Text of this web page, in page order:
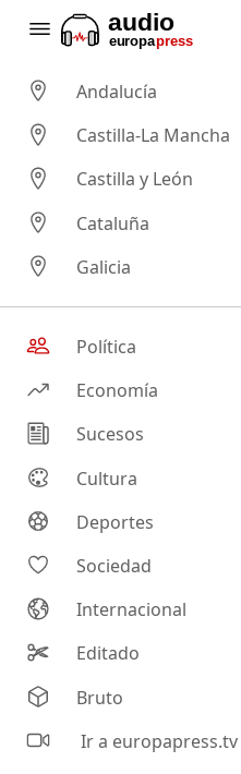
Andalucía
Castilla-La Mancha
Castilla y León
Cataluña
Galicia
Política
Economía
Sucesos
Cultura
Deportes
Sociedad
Internacional
Editado
Bruto
Ir a europapress.tv